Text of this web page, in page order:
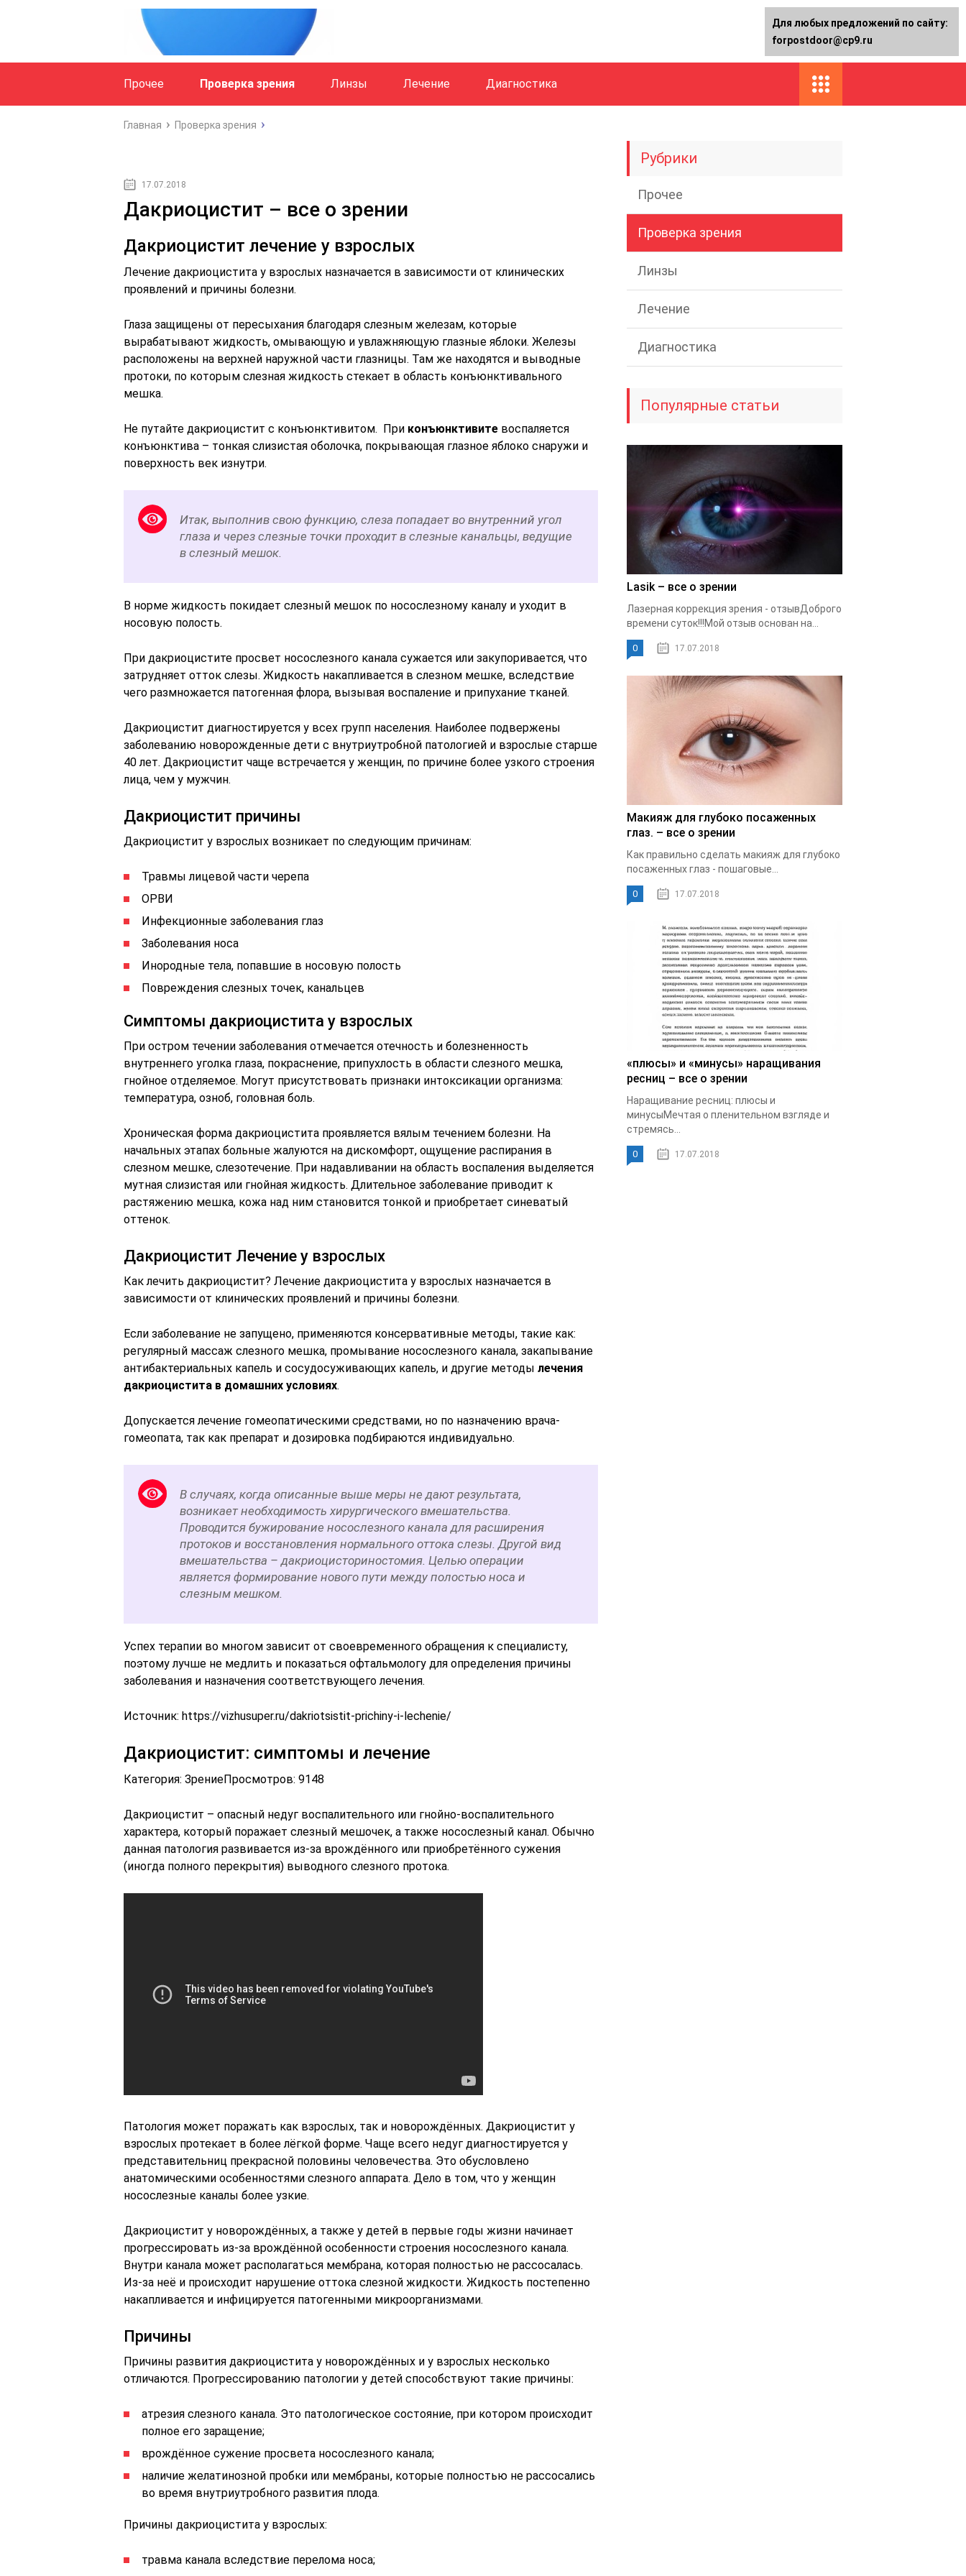
Прочее Проверка зрения Линзы Лечение Диагностика
Главная Проверка зрения
17.07.2018
Дакриоцистит – все о зрении
Дакриоцистит лечение у взрослых
Лечение дакриоцистита у взрослых назначается в зависимости от клинических
проявлений и причины болезни.
Глаза защищены от пересыхания благодаря слезным железам, которые
вырабатывают жидкость, омывающую и увлажняющую глазные яблоки. Железы
расположены на верхней наружной части глазницы. Там же находятся и выводные
протоки, по которым слезная жидкость стекает в область конъюнктивального
мешка.
Не путайте дакриоцистит с конъюнктивитом. При конъюнктивите воспаляется
конъюнктива – тонкая слизистая оболочка, покрывающая глазное яблоко снаружи и
поверхность век изнутри.
Итак, выполнив свою функцию, слеза попадает во внутренний угол
глаза и через слезные точки проходит в слезные канальцы, ведущие
в слезный мешок.
В норме жидкость покидает слезный мешок по носослезному каналу и уходит в
носовую полость.
При дакриоцистите просвет носослезного канала сужается или закупоривается, что
затрудняет отток слезы. Жидкость накапливается в слезном мешке, вследствие
чего размножается патогенная флора, вызывая воспаление и припухание тканей.
Дакриоцистит диагностируется у всех групп населения. Наиболее подвержены
заболеванию новорожденные дети с внутриутробной патологией и взрослые старше
40 лет. Дакриоцистит чаще встречается у женщин, по причине более узкого строения
лица, чем у мужчин.
Дакриоцистит причины
Дакриоцистит у взрослых возникает по следующим причинам:
Травмы лицевой части черепа
ОРВИ
Инфекционные заболевания глаз
Заболевания носа
Инородные тела, попавшие в носовую полость
Повреждения слезных точек, канальцев
Симптомы дакриоцистита у взрослых
При остром течении заболевания отмечается отечность и болезненность
внутреннего уголка глаза, покраснение, припухлость в области слезного мешка,
гнойное отделяемое. Могут присутствовать признаки интоксикации организма:
температура, озноб, головная боль.
Хроническая форма дакриоцистита проявляется вялым течением болезни. На
начальных этапах больные жалуются на дискомфорт, ощущение распирания в
слезном мешке, слезотечение. При надавливании на область воспаления выделяется
мутная слизистая или гнойная жидкость. Длительное заболевание приводит к
растяжению мешка, кожа над ним становится тонкой и приобретает синеватый
оттенок.
Дакриоцистит Лечение у взрослых
Как лечить дакриоцистит? Лечение дакриоцистита у взрослых назначается в
зависимости от клинических проявлений и причины болезни.
Если заболевание не запущено, применяются консервативные методы, такие как:
регулярный массаж слезного мешка, промывание носослезного канала, закапывание
антибактериальных капель и сосудосуживающих капель, и другие методы лечения
дакриоцистита в домашних условиях.
Допускается лечение гомеопатическими средствами, но по назначению врача-
гомеопата, так как препарат и дозировка подбираются индивидуально.
В случаях, когда описанные выше меры не дают результата,
возникает необходимость хирургического вмешательства.
Проводится бужирование носослезного канала для расширения
протоков и восстановления нормального оттока слезы. Другой вид
вмешательства – дакриоцисториностомия. Целью операции
является формирование нового пути между полостью носа и
слезным мешком.
Успех терапии во многом зависит от своевременного обращения к специалисту,
поэтому лучше не медлить и показаться офтальмологу для определения причины
заболевания и назначения соответствующего лечения.
Источник: https://vizhusuper.ru/dakriotsistit-prichiny-i-lechenie/
Дакриоцистит: симптомы и лечение
Категория: ЗрениеПросмотров: 9148
Дакриоцистит – опасный недуг воспалительного или гнойно-воспалительного
характера, который поражает слезный мешочек, а также носослезный канал. Обычно
данная патология развивается из-за врождённого или приобретённого сужения
(иногда полного перекрытия) выводного слезного протока.
Патология может поражать как взрослых, так и новорождённых. Дакриоцистит у
взрослых протекает в более лёгкой форме. Чаще всего недуг диагностируется у
представительниц прекрасной половины человечества. Это обусловлено
анатомическими особенностями слезного аппарата. Дело в том, что у женщин
носослезные каналы более узкие.
Дакриоцистит у новорождённых, а также у детей в первые годы жизни начинает
прогрессировать из-за врождённой особенности строения носослезного канала.
Внутри канала может располагаться мембрана, которая полностью не рассосалась.
Из-за неё и происходит нарушение оттока слезной жидкости. Жидкость постепенно
накапливается и инфицируется патогенными микроорганизмами.
Причины
Причины развития дакриоцистита у новорождённых и у взрослых несколько
отличаются. Прогрессированию патологии у детей способствуют такие причины:
атрезия слезного канала. Это патологическое состояние, при котором происходит
полное его заращение;
врождённое сужение просвета носослезного канала;
наличие желатинозной пробки или мембраны, которые полностью не рассосались
во время внутриутробного развития плода.
Причины дакриоцистита у взрослых:
травма канала вследствие перелома носа;
Рубрики
Прочее
Проверка зрения
Линзы
Лечение
Диагностика
Популярные статьи
Lasik – все о зрении
Лазерная коррекция зрения - отзывДоброго
времени суток!!!Мой отзыв основан на...
0 17.07.2018
Макияж для глубоко посаженных
глаз. – все о зрении
Как правильно сделать макияж для глубоко
посаженных глаз - пошаговые...
0 17.07.2018
«плюсы» и «минусы» наращивания
ресниц – все о зрении
Наращивание ресниц: плюсы и
минусыМечтая о пленительном взгляде и
стремясь...
0 17.07.2018
Для любых предложений по сайту:
forpostdoor@cp9.ru